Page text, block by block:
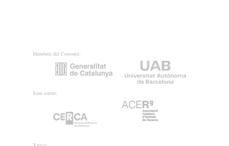
Membres del Consorci:
Som centre: